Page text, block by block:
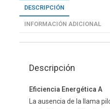
DESCRIPCIÓN
INFORMACIÓN ADICIONAL
Descripción
Eficiencia Energética A
La ausencia de la llama